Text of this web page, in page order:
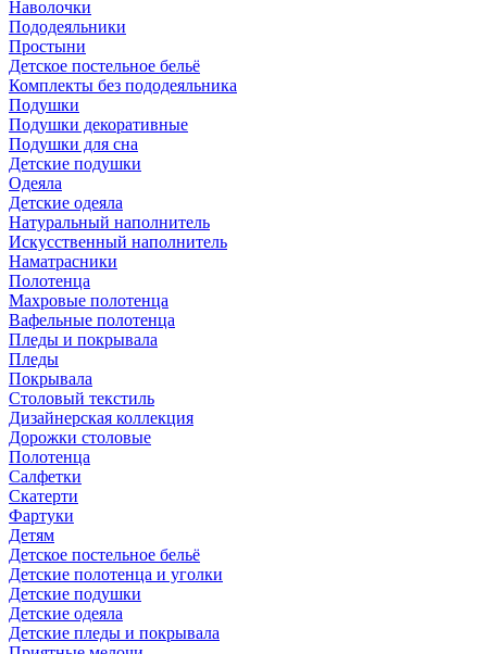
Наволочки
Пододеяльники
Простыни
Детское постельное бельё
Комплекты без пододеяльника
Подушки
Подушки декоративные
Подушки для сна
Детские подушки
Одеяла
Детские одеяла
Натуральный наполнитель
Искуcственный наполнитель
Наматрасники
Полотенца
Махровые полотенца
Вафельные полотенца
Пледы и покрывала
Пледы
Покрывала
Столовый текстиль
Дизайнерская коллекция
Дорожки столовые
Полотенца
Салфетки
Скатерти
Фартуки
Детям
Детское постельное бельё
Детские полотенца и уголки
Детские подушки
Детские одеяла
Детские пледы и покрывала